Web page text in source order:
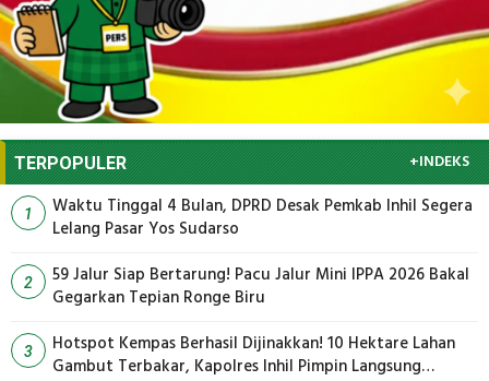
TERPOPULER +INDEKS
1
Waktu Tinggal 4 Bulan, DPRD Desak Pemkab Inhil Segera
Lelang Pasar Yos Sudarso
2
59 Jalur Siap Bertarung! Pacu Jalur Mini IPPA 2026 Bakal
Gegarkan Tepian Ronge Biru
3
Hotspot Kempas Berhasil Dijinakkan! 10 Hektare Lahan
Gambut Terbakar, Kapolres Inhil Pimpin Langsung